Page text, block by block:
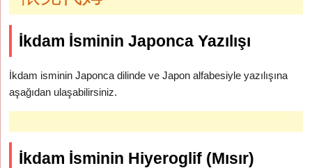
İkdam İsminin Japonca Yazılışı
İkdam isminin Japonca dilinde ve Japon alfabesiyle yazılışına
aşağıdan ulaşabilirsiniz.
İkdam İsminin Hiyeroglif (Mısır)